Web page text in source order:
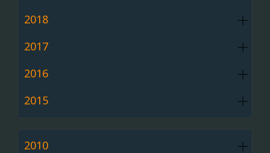
2018
2017
2016
2015
2010